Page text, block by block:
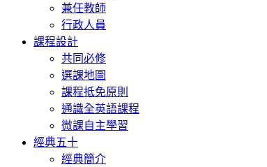
兼任教師
行政人員
課程設計
共同必修
選課地圖
課程抵免原則
通識全英語課程
微課自主學習
經典五十
經典簡介